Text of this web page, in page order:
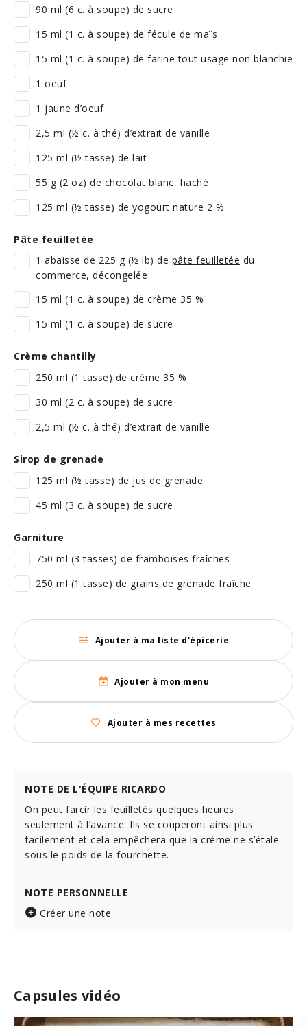
Capsules vidéo
90 ml (6 c. à soupe) de sucre
15 ml (1 c. à soupe) de fécule de maïs
15 ml (1 c. à soupe) de farine tout usage non blanchie
1 oeuf
1 jaune d’oeuf
2,5 ml (½ c. à thé) d’extrait de vanille
125 ml (½ tasse) de lait
55 g (2 oz) de chocolat blanc, haché
125 ml (½ tasse) de yogourt nature 2 %
Pâte feuilletée
1 abaisse de 225 g (½ lb) de pâte feuilletée du
commerce, décongelée
15 ml (1 c. à soupe) de crème 35 %
15 ml (1 c. à soupe) de sucre
Crème chantilly
250 ml (1 tasse) de crème 35 %
30 ml (2 c. à soupe) de sucre
2,5 ml (½ c. à thé) d’extrait de vanille
Sirop de grenade
125 ml (½ tasse) de jus de grenade
45 ml (3 c. à soupe) de sucre
Garniture
750 ml (3 tasses) de framboises fraîches
250 ml (1 tasse) de grains de grenade fraîche
Ajouter à ma liste d'épicerie
Ajouter à mon menu
Ajouter à mes recettes
NOTE DE L'ÉQUIPE RICARDO
On peut farcir les feuilletés quelques heures
seulement à l’avance. Ils se couperont ainsi plus
facilement et cela empêchera que la crème ne s’étale
sous le poids de la fourchette.
NOTE PERSONNELLE
Créer une note